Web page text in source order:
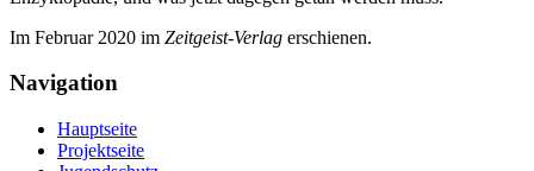
Im Februar 2020 im Zeit­geist-Verlag erschienen.
Navigation
Hauptseite
Projektseite